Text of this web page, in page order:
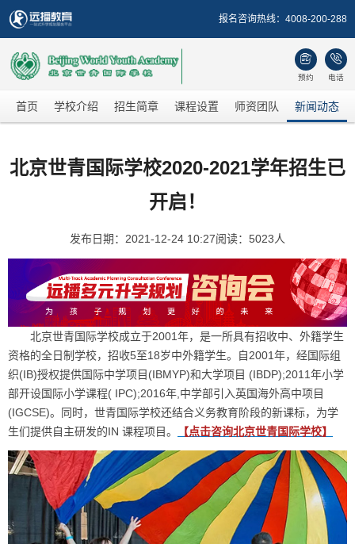
报名咨询热线： 4008-200-288

预约

电话
首页 学校介绍 招生简章 课程设置 师资团队 新闻动态
北京世青国际学校2020-2021学年招生已
开启！
发布日期：2021-12-24 10:27阅读：5023人
北京世青国际学校成立于2001年，是一所具有招收中、外籍学生
资格的全日制学校，招收5至18岁中外籍学生。自2001年，经国际组
织(IB)授权提供国际中学项目(IBMYP)和大学项目 (IBDP);2011年小学
部开设国际小学课程( IPC);2016年,中学部引入英国海外高中项目
(IGCSE)。同时，世青国际学校还结合义务教育阶段的新课标，为学
生们提供自主研发的IN 课程项目。
【点击咨询北京世青国际学校】